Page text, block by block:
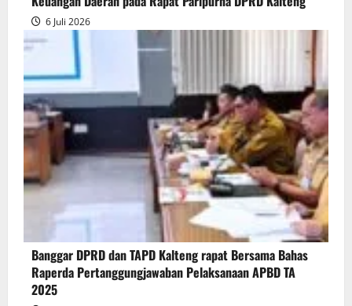
6 Juli 2026
Banggar DPRD dan TAPD Kalteng rapat Bersama Bahas
Raperda Pertanggungjawaban Pelaksanaan APBD TA
2025